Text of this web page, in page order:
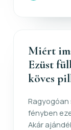
Miért
Ezüst
köves
Ragyogóan
fényben
Akár